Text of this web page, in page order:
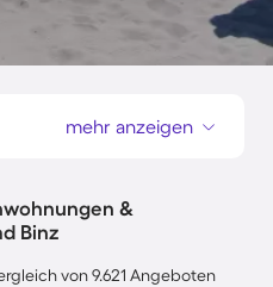
mehr anzeigen
&
Binz
von 9.621 Angeboten